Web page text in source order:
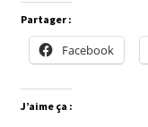
Partager :
Facebook
J’aime ça :